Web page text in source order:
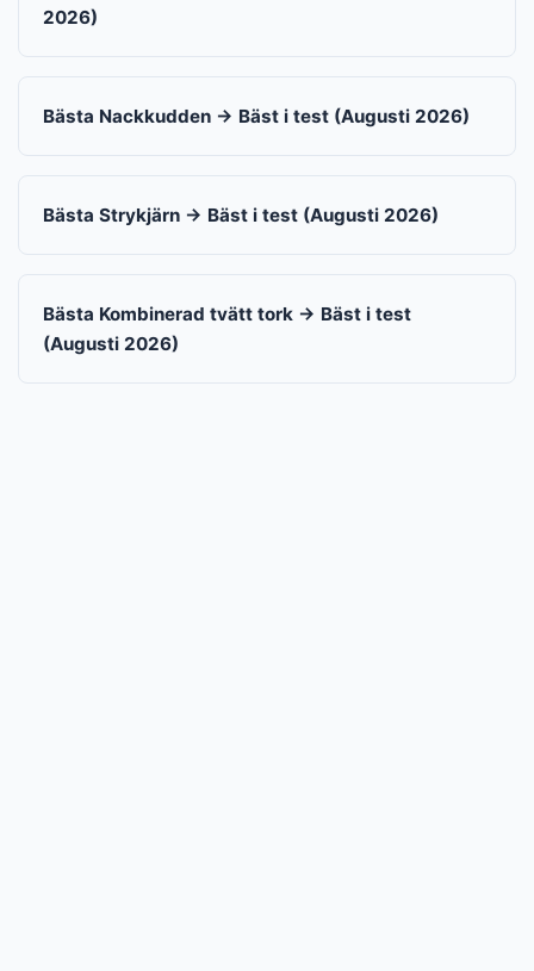
2026)
Bästa Nackkudden → Bäst i test (Augusti 2026)
Bästa Strykjärn → Bäst i test (Augusti 2026)
Bästa Kombinerad tvätt tork → Bäst i test
(Augusti 2026)